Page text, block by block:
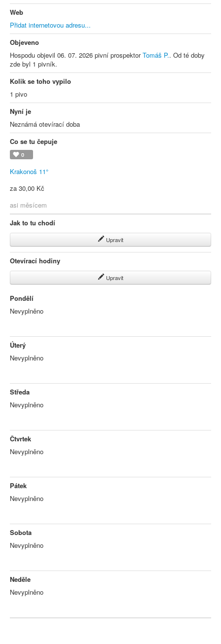
Web
Přidat internetovou adresu...
Objeveno
Hospodu objevil 06. 07. 2026 pivní prospektorTomáš P.. Od té doby
zde byl 1 pivník.
Kolik se toho vypilo
1 pivo
Nyní je
Neznámá otevírací doba
Co se tu čepuje
0
Krakonoš 11°
za 30,00 Kč
asi měsícem
Jak to tu chodí
Upravit
Otevírací hodiny
Upravit
Pondělí
Nevyplněno
Úterý
Nevyplněno
Středa
Nevyplněno
Čtvrtek
Nevyplněno
Pátek
Nevyplněno
Sobota
Nevyplněno
Neděle
Nevyplněno